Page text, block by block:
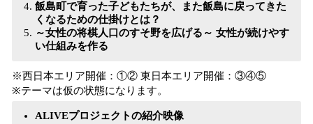
飯島町で育った子どもたちが、また飯島に戻ってきた
くなるための仕掛けとは？
～女性の将棋人口のすそ野を広げる～ 女性が続けやす
い仕組みを作る
※西日本エリア開催：①② 東日本エリア開催：③④⑤
※テーマは仮の状態になります。
ALIVEプロジェクトの紹介映像